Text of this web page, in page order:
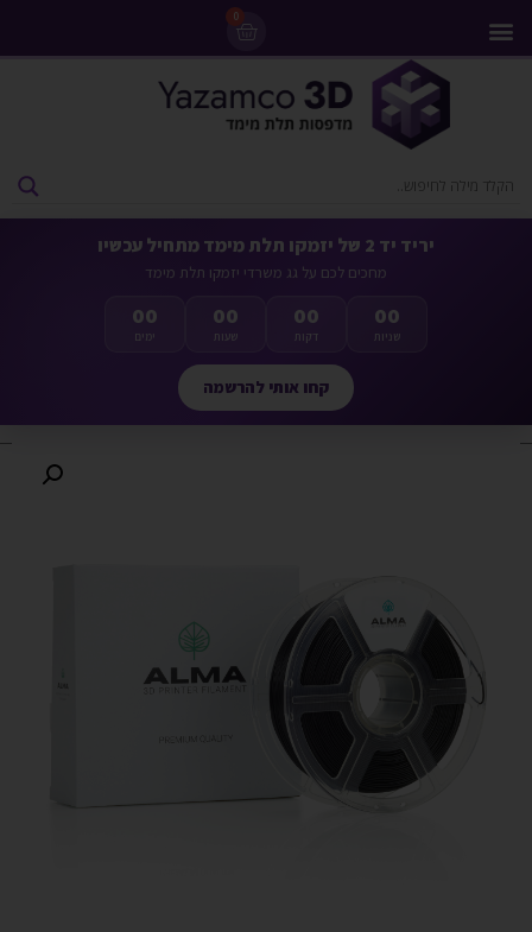
0
יריד יד 2 של יזמקו תלת מימד מתחיל עכשיו
מחכים לכם על גג משרדי יזמקו תלת מימד
00
ימים
00
שעות
00
דקות
00
שניות
קחו אותי להרשמה